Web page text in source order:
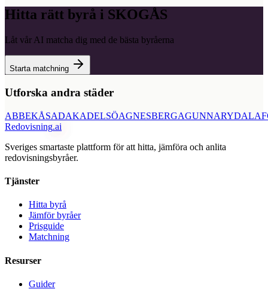
Hitta rätt byrå i SKOGÅS
Låt vår AI matcha dig med de bästa byråerna
Starta matchning
Utforska andra städer
ABBEKÅSADAKADELSÖAGNESBERGAGUNNARYD
Redovisning.ai
Sveriges smartaste plattform för att hitta, jämföra och anlita
redovisningsbyråer.
Tjänster
Hitta byrå
Jämför byråer
Prisguide
Matchning
Resurser
Guider